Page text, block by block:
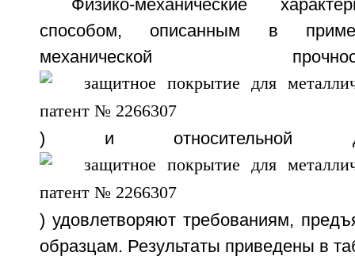
Физико-механические
способом, описанным в
механической
) и относительной
) удовлетворяют требованиям,
образцам. Результаты приведены в